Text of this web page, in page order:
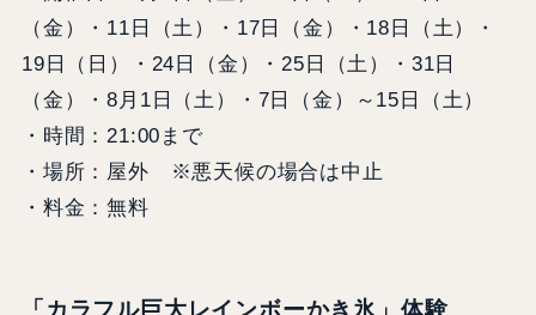
（金）・11日（土）・17日（金）・18日（土）・
19日（日）・24日（金）・25日（土）・31日
（金）・8月1日（土）・7日（金）～15日（土）
・時間：21:00まで
・場所：屋外 ※悪天候の場合は中止
・料金：無料
「カラフル巨大レインボーかき氷」体験